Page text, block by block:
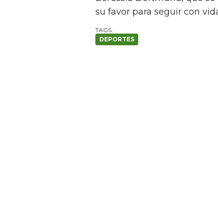
su favor para seguir con
DEPORTES